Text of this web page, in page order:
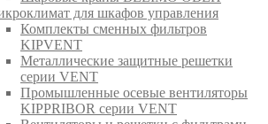
для шкафов управления
Комплекты сменных фильтров
KIPVENT
Металлические защитные решетки
серии VENT
Промышленные осевые вентиляторы
KIPPRIBOR серии VENT